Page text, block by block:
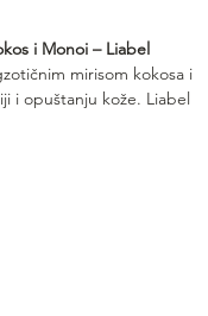
i Monoi – Liabel
mirisom kokosa i
i opuštanju kože. Liabel
opuštanja i osjećaj